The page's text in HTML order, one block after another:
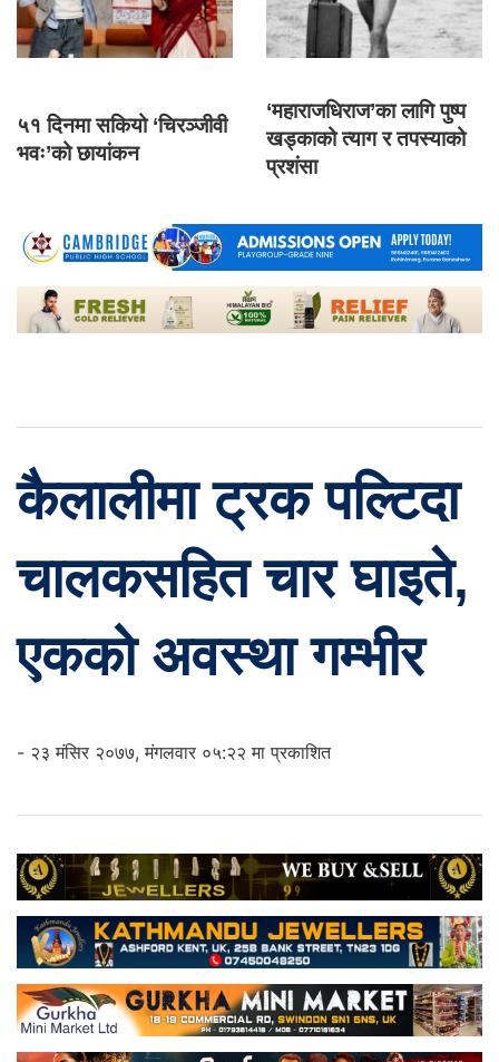
५१ दिनमा सकियो ‘चिरञ्जीवी
भवः’को छायांकन
‘महाराजधिराज’का लागि पुष्प
खड्काको त्याग र तपस्याको
प्रशंसा
कैलालीमा ट्रक पल्टिदा
चालकसहित चार घाइते,
एकको अवस्था गम्भीर
- २३ मंसिर २०७७, मंगलवार ०५:२२ मा प्रकाशित